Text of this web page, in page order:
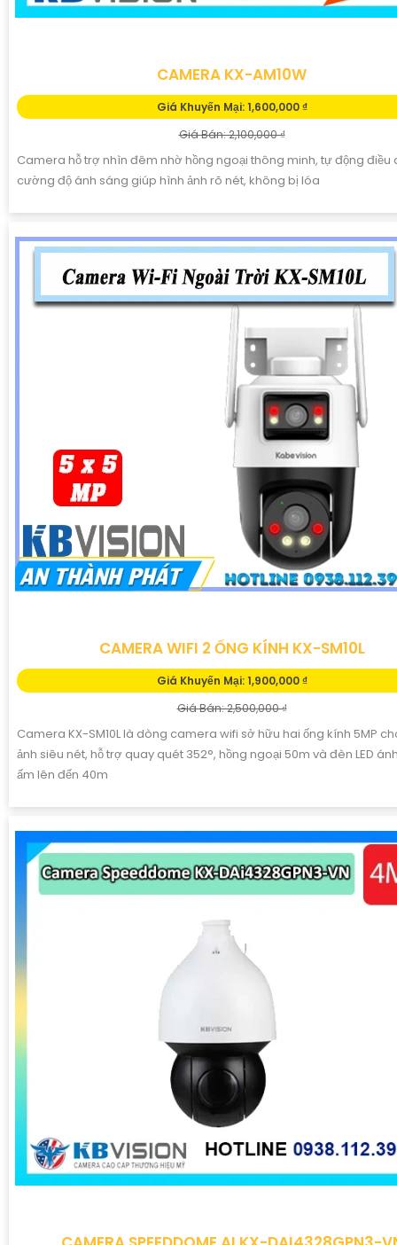
CAMERA KX-AM10W
Giá Khuyến Mại: 1,600,000 ₫
Giá Bán: 2,100,000 ₫
Camera hỗ trợ nhìn đêm nhờ hồng ngoại thông minh, tự động điều
cường độ ánh sáng giúp hình ảnh rõ nét, không bị lóa
CAMERA WIFI 2 ỐNG KÍNH KX-SM10L
Giá Khuyến Mại: 1,900,000 ₫
Giá Bán: 2,500,000 ₫
Camera KX-SM10L là dòng camera wifi sở hữu hai ống kính 5MP
ảnh siêu nét, hỗ trợ quay quét 352°, hồng ngoại 50m và đèn LED
ấm lên đến 40m